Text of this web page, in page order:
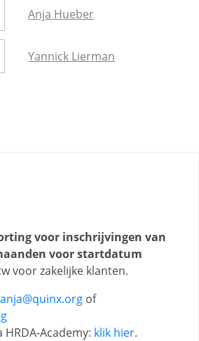
Anja Hueber
Yannick Lierman
voor inschrijvingen van
voor startdatum
voor zakelijke klanten.
anja@quinx.org of
Academy: klik hier.